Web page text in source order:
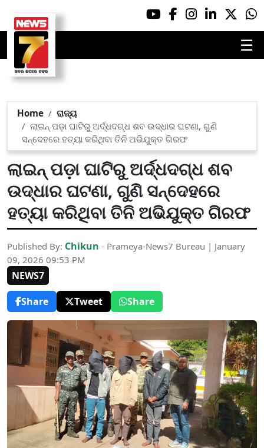
☰
Home
ରାଜ୍ୟ
ଲାଇନ୍ ପଡ଼ା ଘାଟିରୁ ଅର୍ଦ୍ଧଦଗ୍ଧ ଶବ ଉଦ୍ଧାର ଘଟଣା, ଗୁଣି
ସନ୍ଦେହରେ ହତ୍ୟା କରିଥିବା ତିନି ଅଭିଯୁକ୍ତ ଗିରଫ
ଲାଇନ୍ ପଡ଼ା ଘାଟିରୁ ଅର୍ଦ୍ଧଦଗ୍ଧ ଶବ
ଉଦ୍ଧାର ଘଟଣା, ଗୁଣି ସନ୍ଦେହରେ
ହତ୍ୟା କରିଥିବା ତିନି ଅଭିଯୁକ୍ତ ଗିରଫ
Published By: Chikun - Prameya-News7 Bureau | January
09, 2026 09:53 PM
NEWS7
Share
Tweet Share